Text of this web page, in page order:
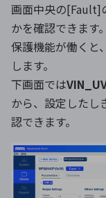
画面中央の[Fault]
かを確認できます。
保護機能が働くと
します。
下画面では
から、設定したし
認できます。